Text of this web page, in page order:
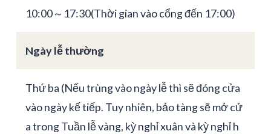
10:00～17:30(Thời gian vào cổng đến 17:00)
Ngày lễ thường
Thứ ba (Nếu trùng vào ngày lễ thì sẽ đóng cửa
vào ngày kế tiếp. Tuy nhiên, bảo tàng sẽ mở cử
a trong Tuần lễ vàng, kỳ nghỉ xuân và kỳ nghỉ h